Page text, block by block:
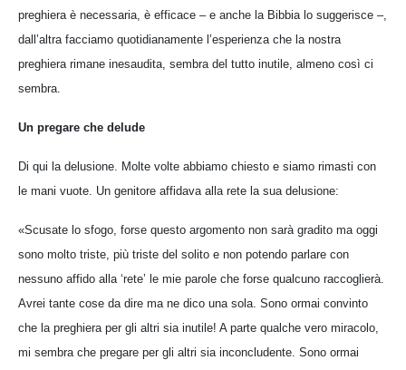
preghiera è necessaria, è efficace – e anche la Bibbia lo suggerisce –,
dall’altra facciamo quotidianamente l’esperienza che la nostra
preghiera rimane inesaudita, sembra del tutto inutile, almeno così ci
sembra.
Un pregare che delude
Di qui la delusione. Molte volte abbiamo chiesto e siamo rimasti con
le mani vuote. Un genitore affidava alla rete la sua delusione:
«Scusate lo sfogo, forse questo argomento non sarà gradito ma oggi
sono molto triste, più triste del solito e non potendo parlare con
nessuno affido alla ‘rete’ le mie parole che forse qualcuno raccoglierà.
Avrei tante cose da dire ma ne dico una sola. Sono ormai convinto
che la preghiera per gli altri sia inutile! A parte qualche vero miracolo,
mi sembra che pregare per gli altri sia inconcludente. Sono ormai